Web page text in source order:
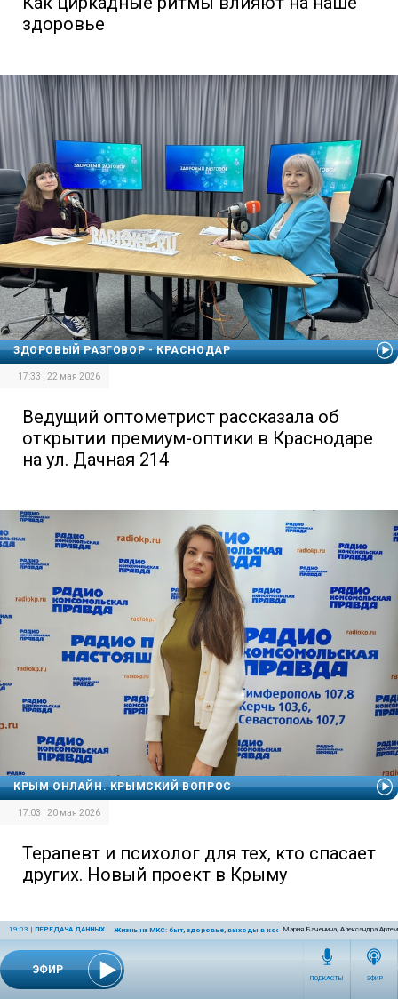
ЭФИР
19:03 | ПЕРЕДАЧА ДАННЫХ Жизнь на МКС: быт, здоровье, выходы в космосМария Баченина, Александра
ПОДКАСТЫ ЭФИР
здоровье
ЗДОРОВЫЙ РАЗГОВОР - КРАСНОДАР
17:33 | 22 мая 2026
Ведущий оптометрист рассказала об
открытии премиум-оптики в Краснодаре
на ул. Дачная 214
КРЫМ ОНЛАЙН. КРЫМСКИЙ ВОПРОС
17:03 | 20 мая 2026
Терапевт и психолог для тех, кто спасает
других. Новый проект в Крыму